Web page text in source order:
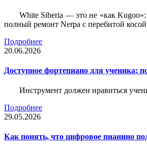
White Siberia — это не «как Kugoo»:
полный ремонт Nerpa с перебитой
Подробнее
20.06.2026
Доступное фортепиано для ученика:
Инструмент должен нравиться
Подробнее
29.05.2026
Как понять, что цифровое пианино